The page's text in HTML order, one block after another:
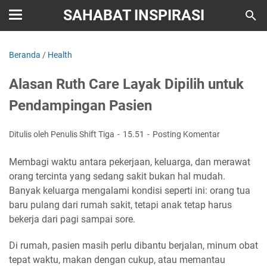
SAHABAT INSPIRASI
Beranda / Health
Alasan Ruth Care Layak Dipilih untuk
Pendampingan Pasien
Ditulis oleh Penulis Shift Tiga 15.51 Posting Komentar
Membagi waktu antara pekerjaan, keluarga, dan merawat
orang tercinta yang sedang sakit bukan hal mudah.
Banyak keluarga mengalami kondisi seperti ini: orang tua
baru pulang dari rumah sakit, tetapi anak tetap harus
bekerja dari pagi sampai sore.
Di rumah, pasien masih perlu dibantu berjalan, minum obat
tepat waktu, makan dengan cukup, atau memantau